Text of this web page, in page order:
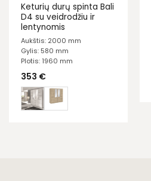
Keturių durų spinta Bali
D4 su veidrodžiu ir
lentynomis
Aukštis: 2000 mm
Gylis: 580 mm
Plotis: 1960 mm
353 €